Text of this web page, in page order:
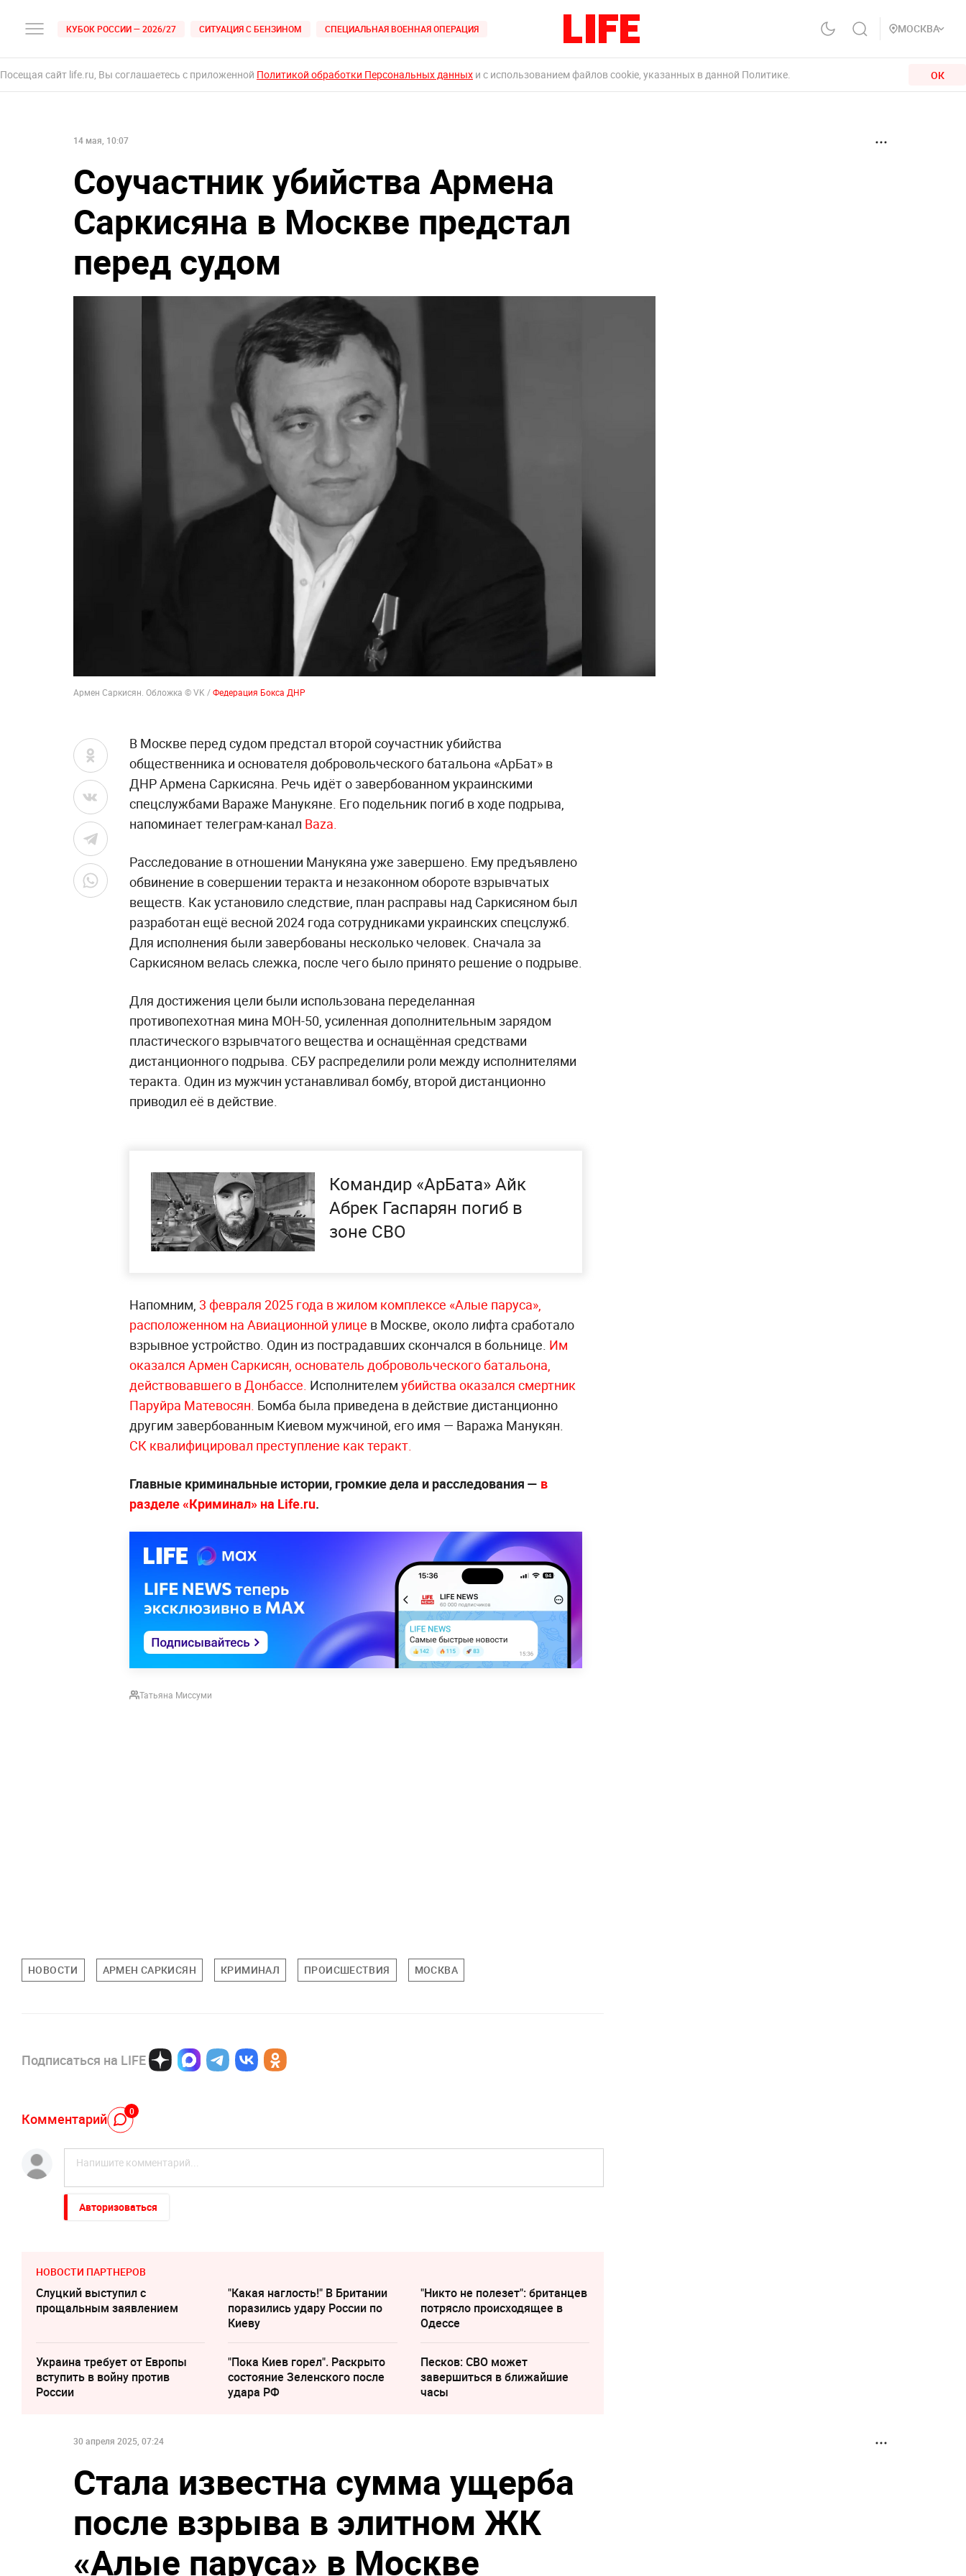
КУБОК РОССИИ — 2026/27 СИТУАЦИЯ С БЕНЗИНОМ СПЕЦИАЛЬНАЯ ВОЕННАЯ ОПЕРАЦИЯ МОСКВА
Посещая сайт life.ru, Вы соглашаетесь с приложенной Политикой обработки Персональных данных и с использованием файлов cookie, указанных в данной Политике. ОК
14 мая, 10:07
Соучастник убийства Армена
Саркисяна в Москве предстал
перед судом
Армен Саркисян. Обложка © VK /Федерация Бокса ДНР
В Москве перед судом предстал второй соучастник убийства
общественника и основателя добровольческого батальона «АрБат» в
ДНР Армена Саркисяна. Речь идёт о завербованном украинскими
спецслужбами Вараже Манукяне. Его подельник погиб в ходе подрыва,
напоминает телеграм-канал Baza.
Расследование в отношении Манукяна уже завершено. Ему предъявлено
обвинение в совершении теракта и незаконном обороте взрывчатых
веществ. Как установило следствие, план расправы над Саркисяном был
разработан ещё весной 2024 года сотрудниками украинских спецслужб.
Для исполнения были завербованы несколько человек. Сначала за
Саркисяном велась слежка, после чего было принято решение о подрыве.
Для достижения цели были использована переделанная
противопехотная мина МОН-50, усиленная дополнительным зарядом
пластического взрывчатого вещества и оснащённая средствами
дистанционного подрыва. СБУ распределили роли между исполнителями
теракта. Один из мужчин устанавливал бомбу, второй дистанционно
приводил её в действие.
Командир «АрБата» Айк
Абрек Гаспарян погиб в
зоне СВО
Напомним, 3 февраля 2025 года в жилом комплексе «Алые паруса»,
расположенном на Авиационной улице в Москве, около лифта сработало
взрывное устройство. Один из пострадавших скончался в больнице. Им
оказался Армен Саркисян, основатель добровольческого батальона,
действовавшего в Донбассе. Исполнителем убийства оказался смертник
Паруйра Матевосян. Бомба была приведена в действие дистанционно
другим завербованным Киевом мужчиной, его имя — Ваража Манукян.
СК квалифицировал преступление как теракт.
Главные криминальные истории, громкие дела и расследования — в
разделе «Криминал» на Life.ru.
Татьяна Миссуми
НОВОСТИ АРМЕН САРКИСЯН КРИМИНАЛ ПРОИСШЕСТВИЯ МОСКВА
Подписаться на LIFE
Комментарий 0
Авторизоваться
НОВОСТИ ПАРТНЕРОВ
Слуцкий выступил с
прощальным заявлением
"Какая наглость!" В Британии
поразились удару России по
Киеву
"Никто не полезет": британцев
потрясло происходящее в
Одессе
Украина требует от Европы
вступить в войну против
России
"Пока Киев горел". Раскрыто
состояние Зеленского после
удара РФ
Песков: СВО может
завершиться в ближайшие
часы
30 апреля 2025, 07:24
Стала известна сумма ущерба
после взрыва в элитном ЖК
«Алые паруса» в Москве